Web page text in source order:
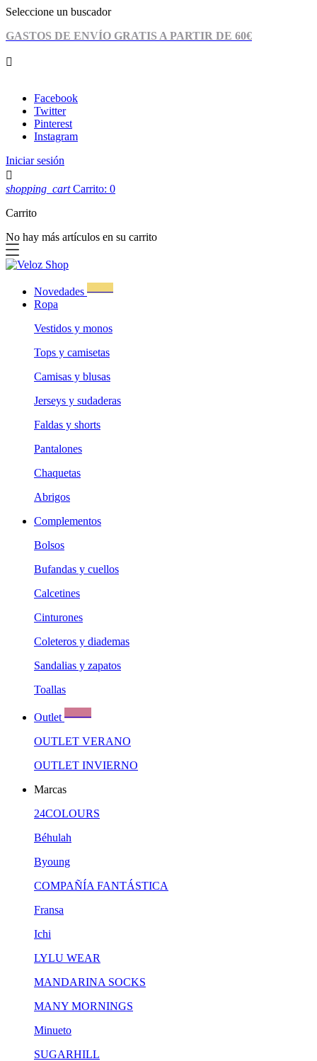
Seleccione un buscador
GASTOS DE ENVÍO GRATIS A PARTIR DE 60€

Facebook
Twitter
Pinterest
Instagram
Iniciar sesión

shopping_cart Carrito: 0
Carrito
No hay más artículos en su carrito
Novedades
Ropa
Vestidos y monos
Tops y camisetas
Camisas y blusas
Jerseys y sudaderas
Faldas y shorts
Pantalones
Chaquetas
Abrigos
Complementos
Bolsos
Bufandas y cuellos
Calcetines
Cinturones
Coleteros y diademas
Sandalias y zapatos
Toallas
Outlet
OUTLET VERANO
OUTLET INVIERNO
Marcas
24COLOURS
Béhulah
Byoung
COMPAÑÍA FANTÁSTICA
Fransa
Ichi
LYLU WEAR
MANDARINA SOCKS
MANY MORNINGS
Minueto
SUGARHILL